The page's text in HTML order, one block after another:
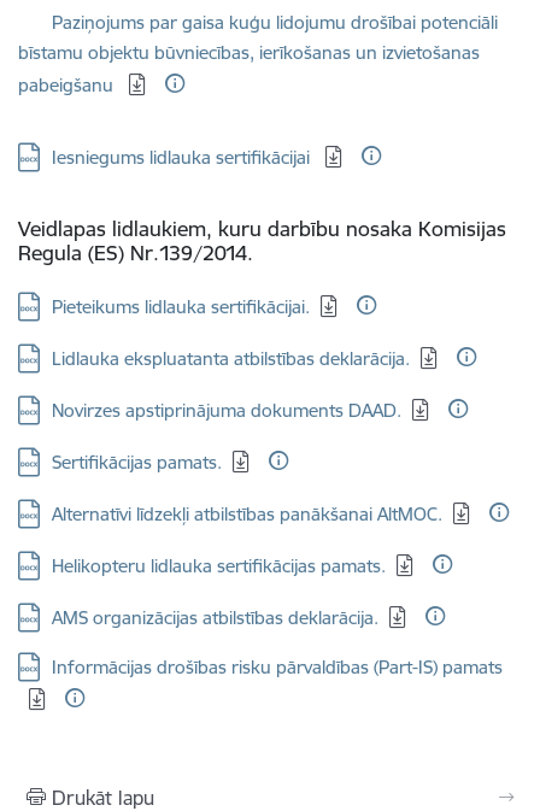
Lejupielādēt:
Paziņojums par gaisa kuģu lidojumu drošībai potenciāli
bīstamu objektu būvniecības, ierīkošanas un izvietošanas
pabeigšanu
Lejupielādēt:
Iesniegums lidlauka sertifikācijai
Veidlapas lidlaukiem, kuru darbību nosaka Komisijas
Regula (ES) Nr.139/2014.
Lejupielādēt:
Pieteikums lidlauka sertifikācijai.
Lejupielādēt:
Lidlauka ekspluatanta atbilstības deklarācija.
Lejupielādēt:
Novirzes apstiprinājuma dokuments DAAD.
Lejupielādēt:
Sertifikācijas pamats.
Lejupielādēt:
Alternatīvi līdzekļi atbilstības panākšanai AltMOC.
Lejupielādēt:
Helikopteru lidlauka sertifikācijas pamats.
Lejupielādēt:
AMS organizācijas atbilstības deklarācija.
Lejupielādēt:
Informācijas drošības risku pārvaldības (Part-IS) pamats
Drukāt lapu